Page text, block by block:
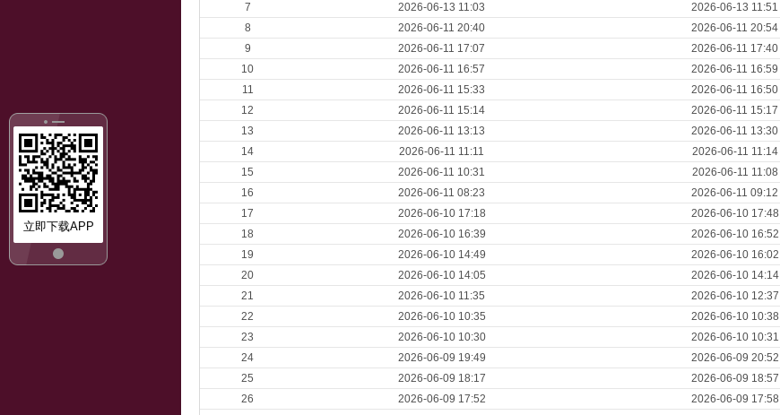
立即下载APP
7
2026-06-13 11:03 2026-06-13 11:51
8
2026-06-11 20:40 2026-06-11 20:54
9
2026-06-11 17:07 2026-06-11 17:40
10
2026-06-11 16:57 2026-06-11 16:59
11
2026-06-11 15:33 2026-06-11 16:50
12
2026-06-11 15:14 2026-06-11 15:17
13
2026-06-11 13:13 2026-06-11 13:30
14
2026-06-11 11:11 2026-06-11 11:14
15
2026-06-11 10:31 2026-06-11 11:08
16
2026-06-11 08:23 2026-06-11 09:12
17
2026-06-10 17:18 2026-06-10 17:48
18
2026-06-10 16:39 2026-06-10 16:52
19
2026-06-10 14:49 2026-06-10 16:02
20
2026-06-10 14:05 2026-06-10 14:14
21
2026-06-10 11:35 2026-06-10 12:37
22
2026-06-10 10:35 2026-06-10 10:38
23
2026-06-10 10:30 2026-06-10 10:31
24
2026-06-09 19:49 2026-06-09 20:52
25
2026-06-09 18:17 2026-06-09 18:57
26
2026-06-09 17:52 2026-06-09 17:58